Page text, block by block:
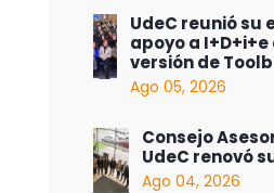
UdeC reunió su
apoyo a
versión de
Ago 05, 2026
Consejo
UdeC renovó
Ago 04, 2026